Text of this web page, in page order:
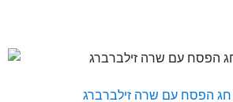
חג הפסח עם שרה זילברברג